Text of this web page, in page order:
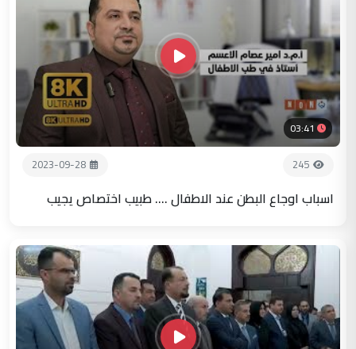
03:41
245
2023-09-28
اسباب اوجاع البطن عند الاطفال .... طبيب اختصاص يجيب